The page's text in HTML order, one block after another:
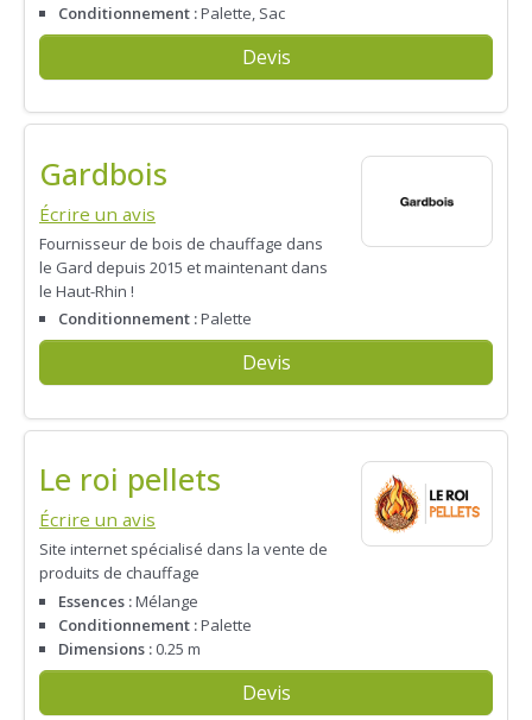
Conditionnement :Palette, Sac
Devis
Gardbois
Écrire un avis
Fournisseur de bois de chauffage dans
le Gard depuis 2015 et maintenant dans
le Haut-Rhin !
Conditionnement :Palette
Devis
Le roi pellets
Écrire un avis
Site internet spécialisé dans la vente de
produits de chauffage
Essences :Mélange
Conditionnement :Palette
Dimensions : 0.25 m
Devis